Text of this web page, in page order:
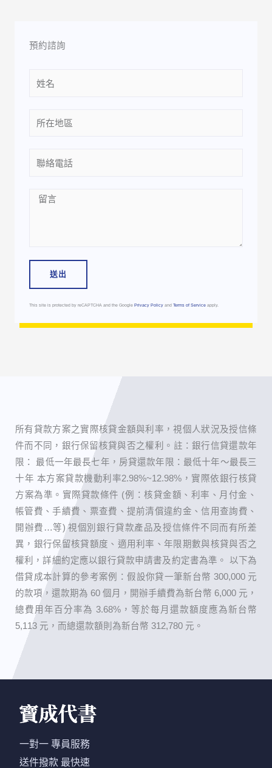
預約諮詢
Name
Location
Phone
Message
送出
This site is protected by reCAPTCHA and the Google Privacy Policy and Terms of Service apply.
所有貸款方案之實際核貸金額與利率，視個人狀況及授信條
件而不同，銀行保留核貸與否之權利。 ​註：銀行信貸還款年
限： 最低一年最長七年，房貸還款年限：最低十年～最長三
十年 本方案貸款機動利率2.98%~12.98%，實際依銀行核貸
方案為準。實際貸款條件 (例：核貸金額、利率、月付金、
帳管費、手續費、票查費、提前清償違約金、信用查詢費、
開辦費…等) 視個別銀行貸款產品及授信條件不同而有所差
異，銀行保留核貸額度、適用利率、年限期數與核貸與否之
權利，詳細約定應以銀行貸款申請書及約定書為準。 以下為
借貸成本計算的參考案例：假設你貸一筆新台幣 300,000 元
的款項，還款期為 60 個月，開辦手續費為新台幣 6,000 元，
總費用年百分率為 3.68%，等於每月還款額度應為新台幣
5,113 元，而總還款額則為新台幣 312,780 元。
一對一 專員服務
送件撥款 最快速